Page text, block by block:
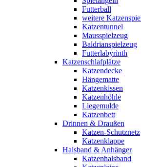
Futterball
weitere
Katzentunnel
Mausspielzeug
Baldrianspielzeug
Futterlabyrinth
Katzenschlafplätze
Katzendecke
Hängematte
Katzenkissen
Katzenhöhle
Liegemulde
Katzenbett
Drinnen & Draußen
Katzen-Schutznetz
Katzenklappe
Halsband & Anhänger
Katzenhalsband